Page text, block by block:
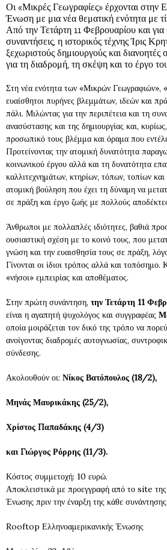
Οι «Μικρές Γεωγραφίες» έρχονται στην
Ένωση με μια νέα θεματική ενότητα με
Από την Τετάρτη 11 Φεβρουαρίου και για
συναντήσεις, η ιστορικός τέχνης Ίρις
ξεχωριστούς δημιουργούς και διανοητές
για τη διαδρομή, τη σκέψη και το έργο
Στη νέα ενότητα των «Μικρών Γεωγραφιών»,
ευαίσθητοι πυρήνες βλεμμάτων, ιδεών και
πάλι. Μιλώντας για την περιπέτεια και τη
ανασύστασης και της δημιουργίας και,
προσωπικό τους βλέμμα και όραμα που
Προτείνοντας την ατομική δυνατότητα
κοινωνικού έργου αλλά και τη δυνατότητα
καλλιτεχνημάτων, κτηρίων, τόπων, τοπίων
ατομική βούληση που έχει τη δύναμη να
σε πράξη και έργο ζωής με πολλούς
Άνθρωποι με πολλαπλές ιδιότητες, βαθιά
ουσιαστική σχέση με το κοινό τους, που
γνώση και την ευαισθησία τους σε πράξη,
Γίνονται οι ίδιοι τρόπος αλλά και τοπόσημο.
«νήσοι» εμπειρίας και αποθέματος.
Στην πρώτη συνάντηση, την Τετάρτη 11
είναι η αγαπητή ψυχολόγος και συγγραφέας
οποία μοιράζεται τον δικό της τρόπο να
ανοίγοντας διαδρομές αυτογνωσίας,
σύνδεσης.
Ακολουθούν οι: Νίκος Βατόπουλος (18/2),
Μηνάς Μαυρικάκης (25/2),
Χρίστος Παπαδάκης (4/3)
και Γιώργος Ρόρρης (11/3).
Κόστος συμμετοχή: 10 ευρώ.
Αποκλειστικά με προεγγραφή από το site της
Ένωσης πριν την έναρξη της κάθε συνάντησης.
Rooftop Ελληνοαμερικανικής Ένωσης